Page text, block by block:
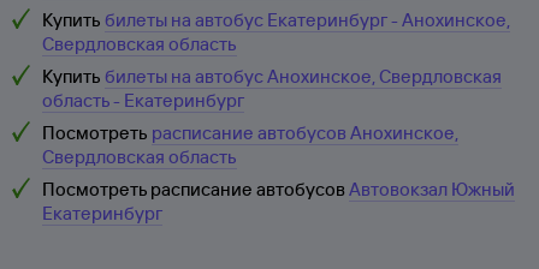
Купить билеты на автобус Екатеринбург - Анохинское,
Свердловская область
Купить билеты на автобус Анохинское, Свердловская
область - Екатеринбург
Посмотреть расписание автобусов Анохинское,
Свердловская область
Посмотреть расписание автобусовАвтовокзал Южный
Екатеринбург